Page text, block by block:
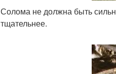
Солома не должна быть
тщательнее.